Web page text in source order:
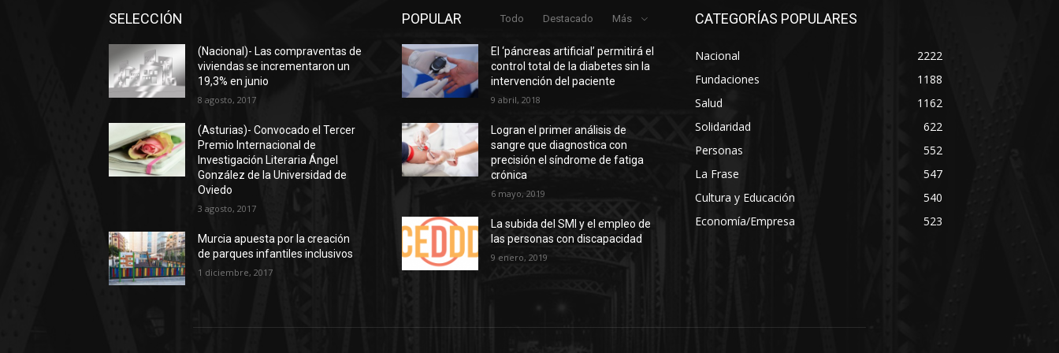
SELECCIÓN
(Nacional)- Las compraventas de
viviendas se incrementaron un
19,3% en junio
8 agosto, 2017
(Asturias)- Convocado el Tercer
Premio Internacional de
Investigación Literaria Ángel
González de la Universidad de
Oviedo
3 agosto, 2017
Murcia apuesta por la creación
de parques infantiles inclusivos
1 diciembre, 2017
POPULAR Todo Destacado Más
El ‘páncreas artificial’ permitirá el
control total de la diabetes sin la
intervención del paciente
9 abril, 2018
Logran el primer análisis de
sangre que diagnostica con
precisión el síndrome de fatiga
crónica
6 mayo, 2019
La subida del SMI y el empleo de
las personas con discapacidad
9 enero, 2019
CATEGORÍAS POPULARES
Nacional
2222
Fundaciones
1188
Salud
1162
Solidaridad
622
Personas
552
La Frase
547
Cultura y Educación
540
Economía/Empresa
523